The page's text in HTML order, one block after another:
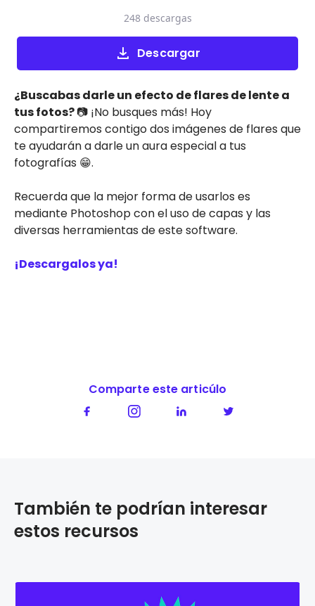
Descargar
248 descargas
¿Buscabas darle un efecto de flares de lente a
tus fotos?📷 ¡No busques más! Hoy
compartiremos contigo dos imágenes de flares que
te ayudarán a darle un aura especial a tus
fotografías 😁.
Recuerda que la mejor forma de usarlos es
mediante Photoshop con el uso de capas y las
diversas herramientas de este software.
¡Descargalos ya!
Comparte este articúlo
También te podrían interesar
estos recursos